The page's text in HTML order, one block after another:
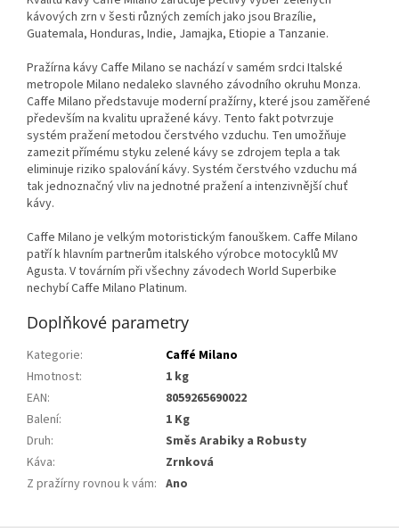
kávových zrn v šesti různých zemích jako jsou Brazílie,
Guatemala, Honduras, Indie, Jamajka, Etiopie a Tanzanie.
Pražírna kávy Caffe Milano se nachází v samém srdci Italské
metropole Milano nedaleko slavného závodního okruhu Monza.
Caffe Milano představuje moderní pražírny, které jsou zaměřené
především na kvalitu upražené kávy. Tento fakt potvrzuje
systém pražení metodou čerstvého vzduchu. Ten umožňuje
zamezit přímému styku zelené kávy se zdrojem tepla a tak
eliminuje riziko spalování kávy. Systém čerstvého vzduchu má
tak jednoznačný vliv na jednotné pražení a intenzivnější chuť
kávy.
Caffe Milano je velkým motoristickým fanouškem. Caffe Milano
patří k hlavním partnerům italského výrobce motocyklů MV
Agusta. V továrním při všechny závodech World Superbike
nechybí Caffe Milano Platinum.
Doplňkové parametry
Kategorie:
Caffé Milano
Hmotnost:
1 kg
EAN:
8059265690022
Balení:
1 Kg
Druh:
Směs Arabiky a Robusty
Káva:
Zrnková
Z pražírny rovnou k vám: Ano